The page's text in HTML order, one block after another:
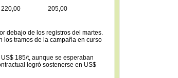
220,00
205,00
debajo de los registros del martes.
los tramos de la campaña en curso
185/t, aunque se esperaban
logró sostenerse en US$